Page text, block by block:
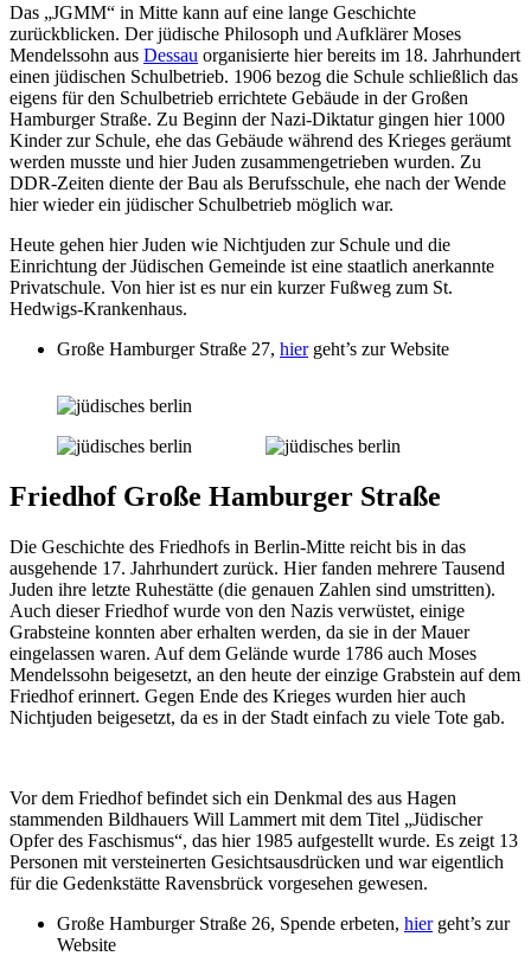
Das „JGMM“ in Mitte kann auf eine lange Geschichte
zurückblicken. Der jüdische Philosoph und Aufklärer Moses
Mendelssohn aus Dessau organisierte hier bereits im 18. Jahrhundert
einen jüdischen Schulbetrieb. 1906 bezog die Schule schließlich das
eigens für den Schulbetrieb errichtete Gebäude in der Großen
Hamburger Straße. Zu Beginn der Nazi-Diktatur gingen hier 1000
Kinder zur Schule, ehe das Gebäude während des Krieges geräumt
werden musste und hier Juden zusammengetrieben wurden. Zu
DDR-Zeiten diente der Bau als Berufsschule, ehe nach der Wende
hier wieder ein jüdischer Schulbetrieb möglich war.
Heute gehen hier Juden wie Nichtjuden zur Schule und die
Einrichtung der Jüdischen Gemeinde ist eine staatlich anerkannte
Privatschule. Von hier ist es nur ein kurzer Fußweg zum St.
Hedwigs-Krankenhaus.
Große Hamburger Straße 27, hiergeht’s zur Website
Friedhof Große Hamburger Straße
Die Geschichte des Friedhofs in Berlin-Mitte reicht bis in das
ausgehende 17. Jahrhundert zurück. Hier fanden mehrere Tausend
Juden ihre letzte Ruhestätte (die genauen Zahlen sind umstritten).
Auch dieser Friedhof wurde von den Nazis verwüstet, einige
Grabsteine konnten aber erhalten werden, da sie in der Mauer
eingelassen waren. Auf dem Gelände wurde 1786 auch Moses
Mendelssohn beigesetzt, an den heute der einzige Grabstein auf dem
Friedhof erinnert. Gegen Ende des Krieges wurden hier auch
Nichtjuden beigesetzt, da es in der Stadt einfach zu viele Tote gab.
Vor dem Friedhof befindet sich ein Denkmal des aus Hagen
stammenden Bildhauers Will Lammert mit dem Titel „Jüdischer
Opfer des Faschismus“, das hier 1985 aufgestellt wurde. Es zeigt 13
Personen mit versteinerten Gesichtsausdrücken und war eigentlich
für die Gedenkstätte Ravensbrück vorgesehen gewesen.
Große Hamburger Straße 26, Spende erbeten, hiergeht’s zur
Website